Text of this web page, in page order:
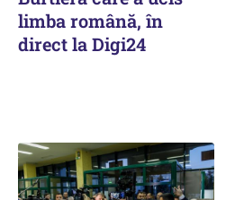
limba română, în
direct la Digi24